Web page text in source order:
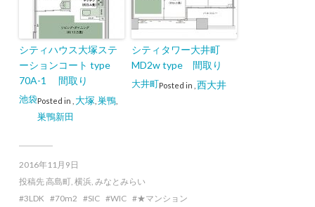
シティハウス大塚ステ
ーションコート type
70A-1 間取り
Posted in
池袋 大塚 巣鴨,
巣鴨新田
シティタワー大井町
MD2w type 間取り
Posted in
大井町 西大井
2016年11月9日
投稿先高島町, 横浜, みなとみらい
3LDK
70m2 SIC WIC ★マンション